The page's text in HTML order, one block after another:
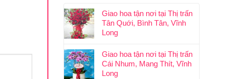
Giao hoa tận nơi tại Thị trấn
Tân Quới, Bình Tân, Vĩnh
Long
Giao hoa tận nơi tại Thị trấn
Cái Nhum, Mang Thít, Vĩnh
Long